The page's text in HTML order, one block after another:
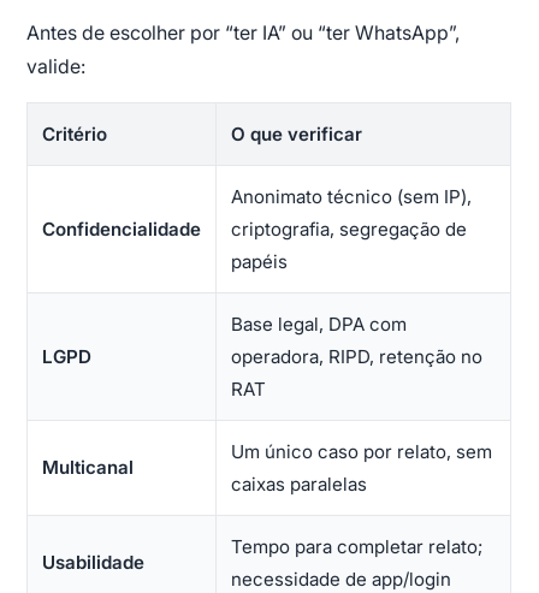
Antes de escolher por “ter IA” ou “ter WhatsApp”,
valide:
Critério O que verificar
Confidencialidade
Anonimato técnico (sem IP),
criptografia, segregação de
papéis
LGPD
Base legal, DPA com
operadora, RIPD, retenção no
RAT
Multicanal
Um único caso por relato, sem
caixas paralelas
Usabilidade
Tempo para completar relato;
necessidade de app/login